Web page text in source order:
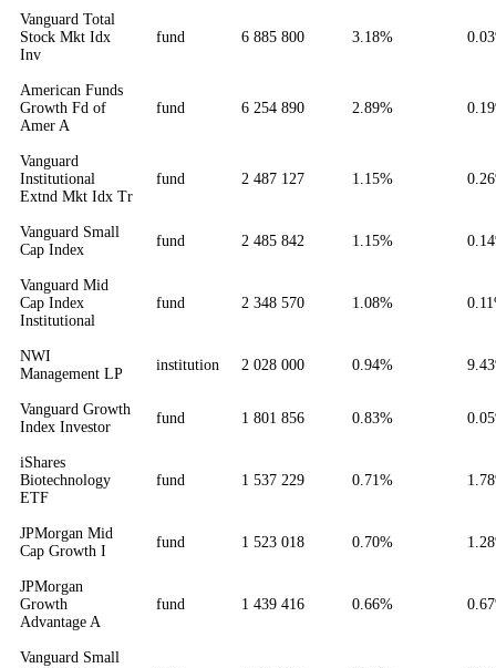
Vanguard Total
Stock Mkt Idx
Inv
fund 6 885 800 3.18%
American Funds
Growth Fd of
Amer A
fund 6 254 890 2.89%
Vanguard
Institutional
Extnd Mkt Idx Tr
fund 2 487 127 1.15%
Vanguard Small
Cap Index
fund 2 485 842 1.15%
Vanguard Mid
Cap Index
Institutional
fund 2 348 570 1.08%
NWI
Management LP
institution 2 028 000 0.94%
Vanguard Growth
Index Investor
fund 1 801 856 0.83%
iShares
Biotechnology
ETF
fund 1 537 229 0.71%
JPMorgan Mid
Cap Growth I
fund 1 523 018 0.70%
JPMorgan
Growth
Advantage A
fund 1 439 416 0.66%
Vanguard Small